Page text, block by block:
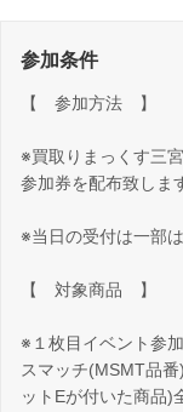
参加条件
【 参加方法 】
※買取りまっくす三
参加券を配布致しま
※当日の受付は一部
【 対象商品 】
※１枚目イベント参
スマッチ(MSMT品
ットEが付いた商品)